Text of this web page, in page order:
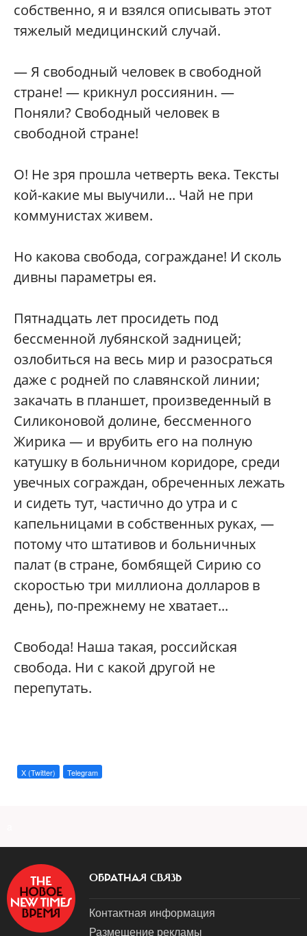
собственно, я и взялся описывать этот
тяжелый медицинский случай.
— Я свободный человек в свободной
стране! — крикнул россиянин. —
Поняли? Свободный человек в
свободной стране!
О! Не зря прошла четверть века. Тексты
кой-какие мы выучили... Чай не при
коммунистах живем.
Но какова свобода, сограждане! И сколь
дивны параметры ея.
Пятнадцать лет просидеть под
бессменной лубянской задницей;
озлобиться на весь мир и разосраться
даже с родней по славянской линии;
закачать в планшет, произведенный в
Силиконовой долине, бессменного
Жирика — и врубить его на полную
катушку в больничном коридоре, среди
увечных сограждан, обреченных лежать
и сидеть тут, частично до утра и с
капельницами в собственных руках, —
потому что штативов и больничных
палат (в стране, бомбящей Сирию со
скоростью три миллиона долларов в
день), по-прежнему не хватает...
Свобода! Наша такая, российская
свобода. Ни с какой другой не
перепутать.
X (Twitter) Telegram
ОБРАТНАЯ СВЯЗЬ
Контактная информация
Размещение рекламы